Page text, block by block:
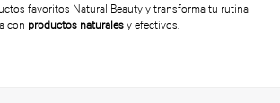
favoritos Natural Beauty y transforma tu rutina
con productos naturales y efectivos.